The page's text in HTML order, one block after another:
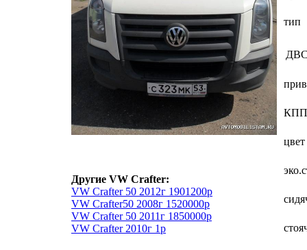
Другие VW Crafter:
VW Crafter 50 2012г 1901200р
VW Crafter50 2008г 1520000р
VW Crafter 50 2011г 1850000р
VW Crafter 2010г 1р
тип
КПП
цвет